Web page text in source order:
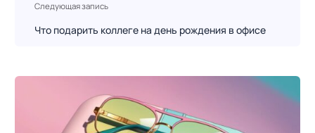
п
Следующая запись
Что подарить коллеге на день рождения в офисе